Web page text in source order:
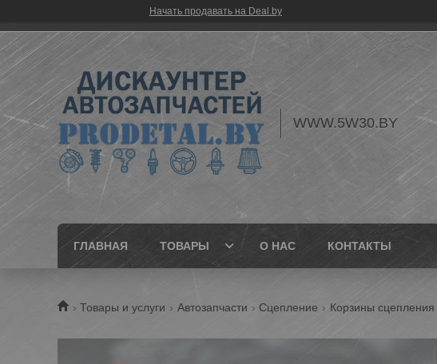
Начать продавать на Deal.by
WWW.5W30.BY
ГЛАВНАЯ ТОВАРЫ О НАС КОНТАКТЫ
Товары и услуги Автозапчасти Сцепление Корзины сцепления